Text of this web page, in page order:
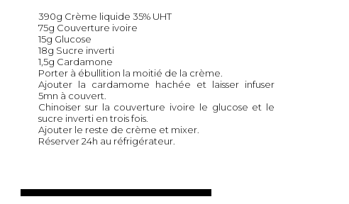
390g Crème liquide 35% UHT
75g Couverture ivoire
15g Glucose
18g Sucre inverti
1,5g Cardamone
Porter à ébullition la moitié de la crème.
Ajouter la cardamome hachée et laisser infuser
5mn à couvert.
Chinoiser sur la couverture ivoire le glucose et le
sucre inverti en trois fois.
Ajouter le reste de crème et mixer.
Réserver 24h au réfrigérateur.